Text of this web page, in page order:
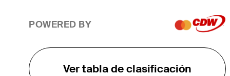
POWERED BY
Ver tabla de clasificación